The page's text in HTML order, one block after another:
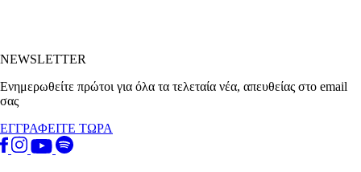
NEWSLETTER
Ενημερωθείτε πρώτοι για όλα τα τελεταία νέα, απευθείας στο email
σας
ΕΓΓΡΑΦΕΙΤΕ ΤΩΡΑ